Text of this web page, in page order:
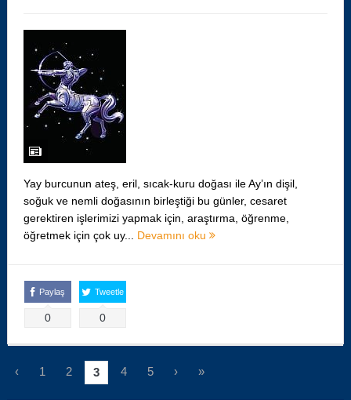
Yay burcunun ateş, eril, sıcak-kuru doğası ile Ay’ın dişil,
soğuk ve nemli doğasının birleştiği bu günler, cesaret
gerektiren işlerimizi yapmak için, araştırma, öğrenme,
öğretmek için çok uy... Devamını oku
Paylaş
0
Tweetle
0
‹ 1 2 3 4 5 › »